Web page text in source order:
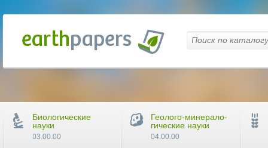
Биологические
науки
03.00.00
Геолого-минерало-
гические науки
04.00.00